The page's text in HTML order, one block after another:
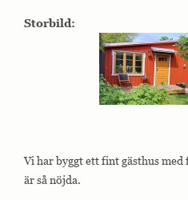
Storbild:
Vi har byggt ett fint gästhus
är så nöjda.